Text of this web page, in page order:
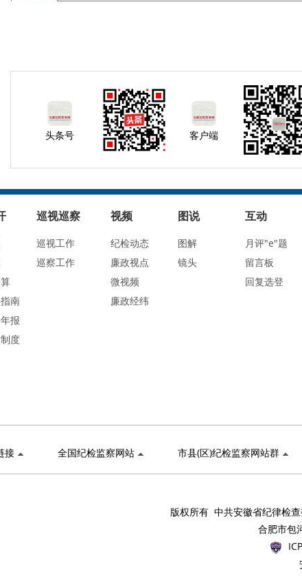
头条号 客户端
南
报
度
巡视巡察
巡视工作
巡察工作
视频
纪检动态
廉政视点
微视频
廉政经纬
图说
图解
镜头
互动
月评"e"题
留言板
回复选登
接 全国纪检监察网站 市县(区)纪检监察网站群
版权所有 中共安徽省纪律检
合肥市包